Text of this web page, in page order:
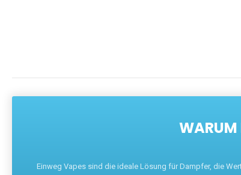
WARUM
Einweg Vapes sind die ideale Lösung für Dampfer, die